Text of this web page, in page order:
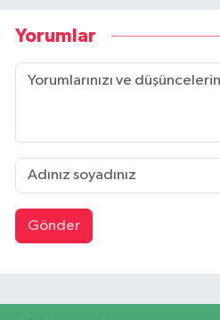
Yorumlar
Gönder